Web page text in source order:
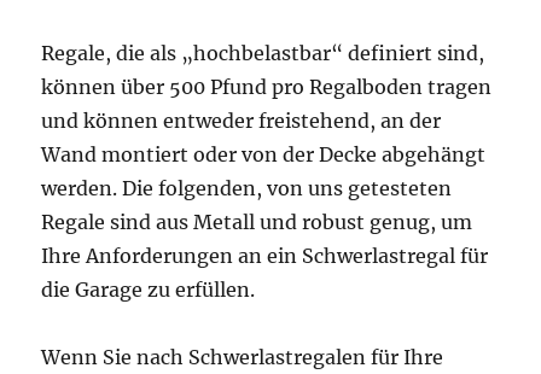
Regale, die als „hochbelastbar“ definiert sind,
können über 500 Pfund pro Regalboden tragen
und können entweder freistehend, an der
Wand montiert oder von der Decke abgehängt
werden. Die folgenden, von uns getesteten
Regale sind aus Metall und robust genug, um
Ihre Anforderungen an ein Schwerlastregal für
die Garage zu erfüllen.
Wenn Sie nach Schwerlastregalen für Ihre